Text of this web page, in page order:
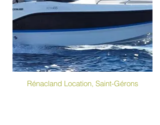
Rénacland Location, Saint-Gérons